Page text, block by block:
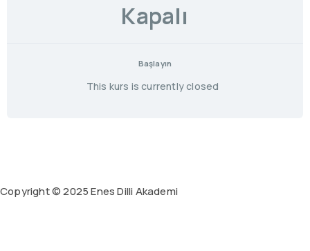
Kapalı
Başlayın
This kurs is currently closed
Copyright © 2025 Enes Dilli Akademi